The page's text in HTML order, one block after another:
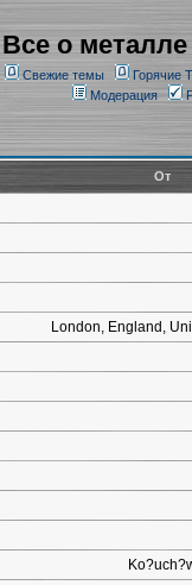
Все о металле
Свежие темы Горячие
Модерация
От
London, England,